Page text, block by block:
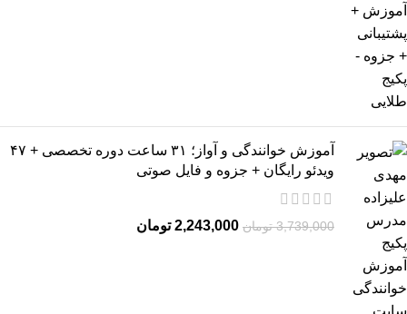
آموزش خوانندگی و آواز؛ ۳۱ ساعت دوره تخصصی + ۴۷
ویدئو رایگان + جزوه و فایل صوتی
3,739,000 تومان 2,243,000 تومان